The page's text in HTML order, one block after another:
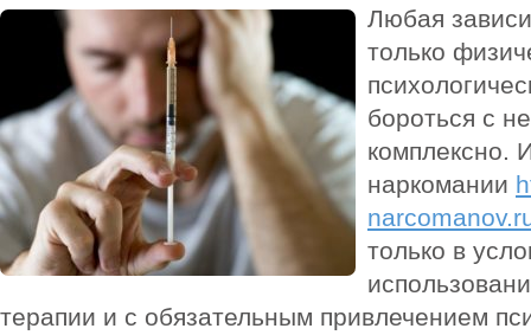
Любая
только
бороться с
комплексно.
наркомании
только в
терапии и с обязательным привлечением